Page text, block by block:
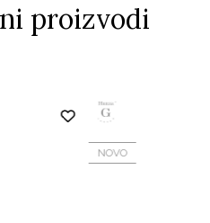
proizvodi